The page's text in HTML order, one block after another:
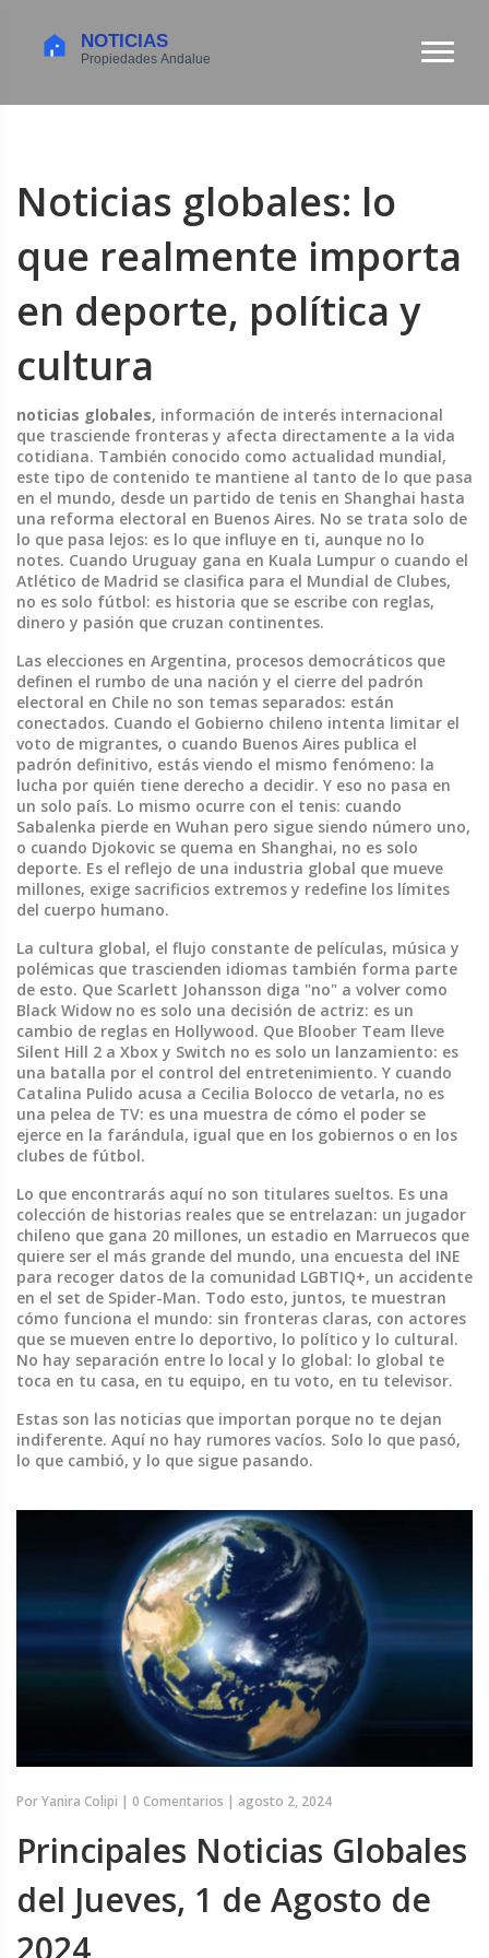
Noticias globales: lo
que realmente importa
en deporte, política y
cultura
noticias globales, información de interés internacional
que trasciende fronteras y afecta directamente a la vida
cotidiana. También conocido como actualidad mundial,
este tipo de contenido te mantiene al tanto de lo que pasa
en el mundo, desde un partido de tenis en Shanghai hasta
una reforma electoral en Buenos Aires. No se trata solo de
lo que pasa lejos: es lo que influye en ti, aunque no lo
notes. Cuando Uruguay gana en Kuala Lumpur o cuando el
Atlético de Madrid se clasifica para el Mundial de Clubes,
no es solo fútbol: es historia que se escribe con reglas,
dinero y pasión que cruzan continentes.
Las elecciones en Argentina, procesos democráticos que
definen el rumbo de una nación y el cierre del padrón
electoral en Chile no son temas separados: están
conectados. Cuando el Gobierno chileno intenta limitar el
voto de migrantes, o cuando Buenos Aires publica el
padrón definitivo, estás viendo el mismo fenómeno: la
lucha por quién tiene derecho a decidir. Y eso no pasa en
un solo país. Lo mismo ocurre con el tenis: cuando
Sabalenka pierde en Wuhan pero sigue siendo número uno,
o cuando Djokovic se quema en Shanghai, no es solo
deporte. Es el reflejo de una industria global que mueve
millones, exige sacrificios extremos y redefine los límites
del cuerpo humano.
La cultura global, el flujo constante de películas, música y
polémicas que trascienden idiomas también forma parte
de esto. Que Scarlett Johansson diga "no" a volver como
Black Widow no es solo una decisión de actriz: es un
cambio de reglas en Hollywood. Que Bloober Team lleve
Silent Hill 2 a Xbox y Switch no es solo un lanzamiento: es
una batalla por el control del entretenimiento. Y cuando
Catalina Pulido acusa a Cecilia Bolocco de vetarla, no es
una pelea de TV: es una muestra de cómo el poder se
ejerce en la farándula, igual que en los gobiernos o en los
clubes de fútbol.
Lo que encontrarás aquí no son titulares sueltos. Es una
colección de historias reales que se entrelazan: un jugador
chileno que gana 20 millones, un estadio en Marruecos que
quiere ser el más grande del mundo, una encuesta del INE
para recoger datos de la comunidad LGBTIQ+, un accidente
en el set de Spider-Man. Todo esto, juntos, te muestran
cómo funciona el mundo: sin fronteras claras, con actores
que se mueven entre lo deportivo, lo político y lo cultural.
No hay separación entre lo local y lo global: lo global te
toca en tu casa, en tu equipo, en tu voto, en tu televisor.
Estas son las noticias que importan porque no te dejan
indiferente. Aquí no hay rumores vacíos. Solo lo que pasó,
lo que cambió, y lo que sigue pasando.
PorYanira Colipi | 0 Comentarios | agosto 2, 2024
Principales Noticias Globales
del Jueves, 1 de Agosto de
2024